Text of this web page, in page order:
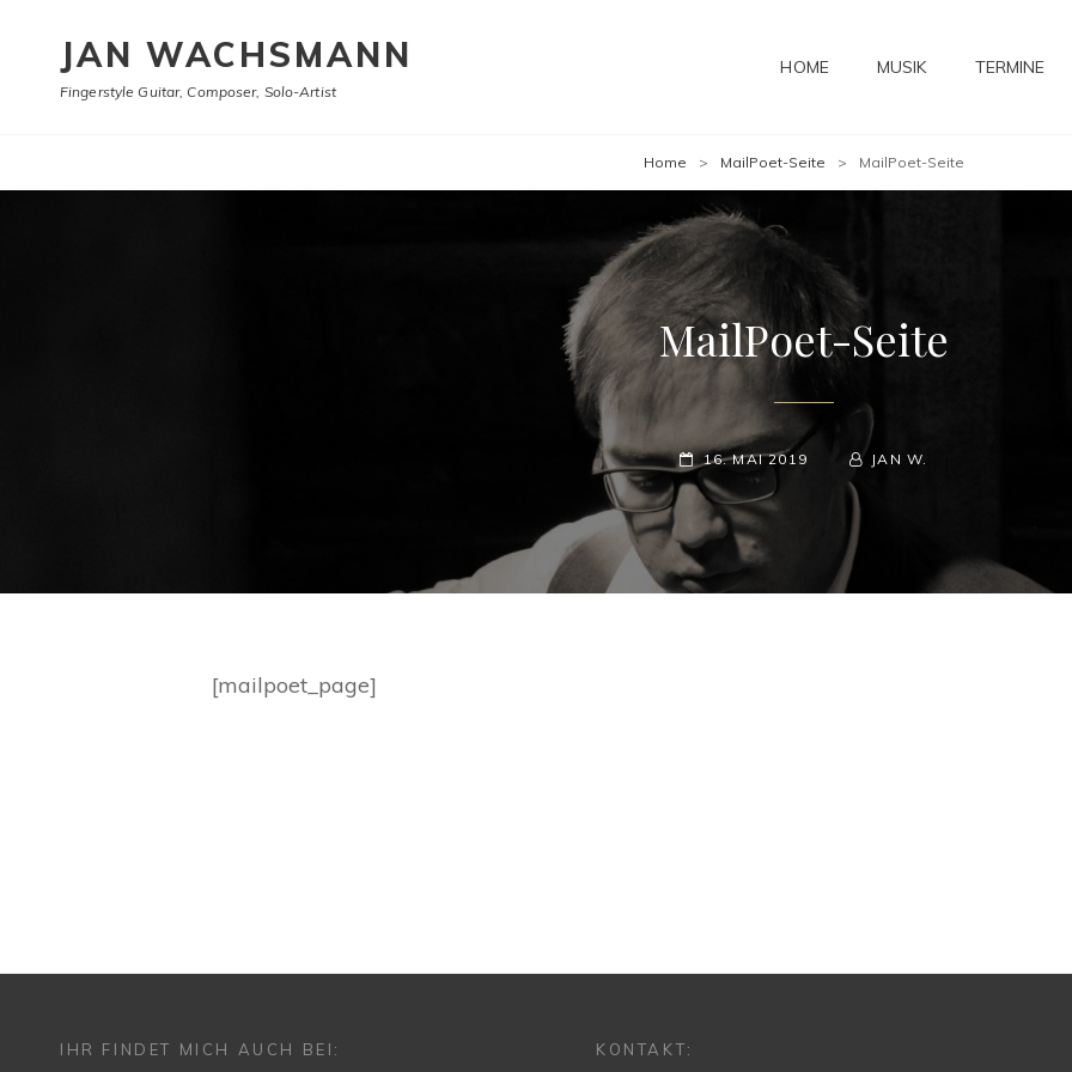
JAN WACHSMANN
Fingerstyle Guitar, Composer, Solo-Artist
HOME MUSIK TERMINE
Home > MailPoet-Seite > MailPoet-Seite
MailPoet-Seite
POSTED-
ON
16. MAI 2019
BY
LINE
BYLINEJAN W.
[mailpoet_page]
IHR FINDET MICH AUCH BEI: KONTAKT: